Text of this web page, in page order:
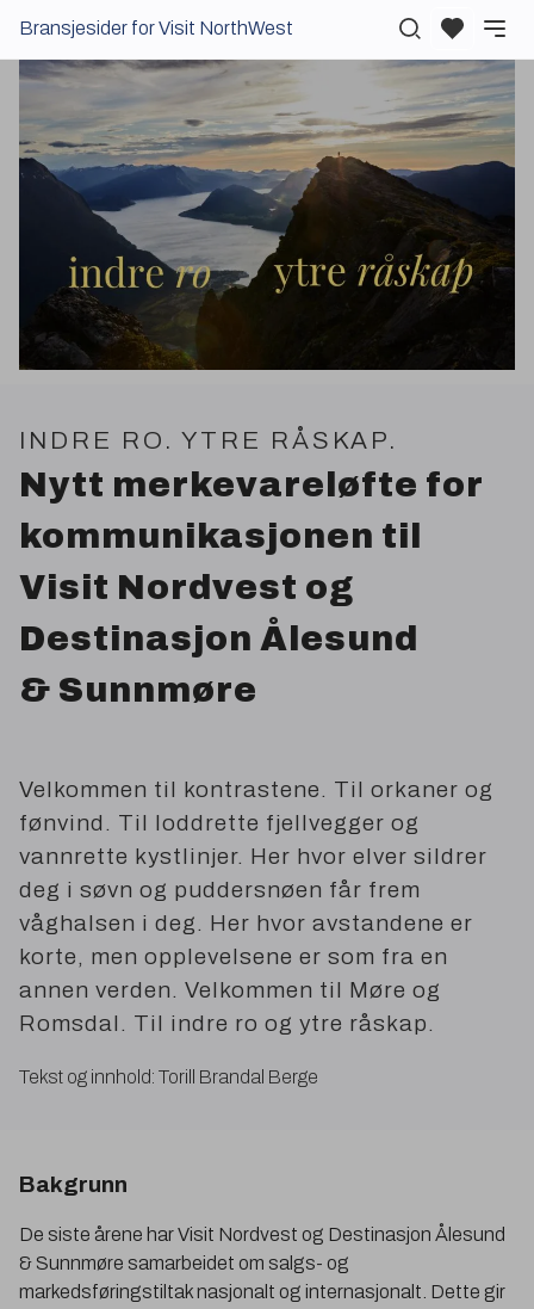
Bransjesider for Visit NorthWest
INDRE RO . YTRE RÅSKAP.
Nytt merkevareløfte for
kommunikasjonen til
Visit Nordvest og
Destinasjon Ålesund
& Sunnmøre
Velkommen til kontrastene. Til orkaner og
fønvind. Til loddrette fjellvegger og
vannrette kystlinjer. Her hvor elver sildrer
deg i søvn og puddersnøen får frem
våghalsen i deg. Her hvor avstandene er
korte, men opplevelsene er som fra en
annen verden. Velkommen til Møre og
Romsdal. Til indre ro og ytre råskap.
Tekst og innhold: Torill Brandal Berge
Bakgrunn
De siste årene har Visit Nordvest og Destinasjon Ålesund
& Sunnmøre samarbeidet om salgs- og
markedsføringstiltak nasjonalt og internasjonalt. Dette gir